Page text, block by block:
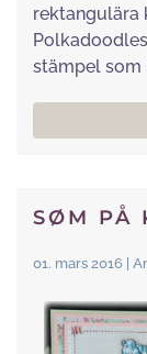
rektangulära
stämpel som
SØM PÅ
01. mars 2016 |